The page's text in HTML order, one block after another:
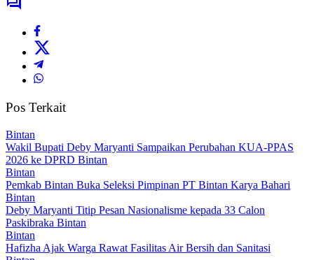
Pos Terkait
Bintan
Wakil Bupati Deby Maryanti Sampaikan Perubahan KUA-PPAS
2026 ke DPRD Bintan
Bintan
Pemkab Bintan Buka Seleksi Pimpinan PT Bintan Karya Bahari
Bintan
Deby Maryanti Titip Pesan Nasionalisme kepada 33 Calon
Paskibraka Bintan
Bintan
Hafizha Ajak Warga Rawat Fasilitas Air Bersih dan Sanitasi